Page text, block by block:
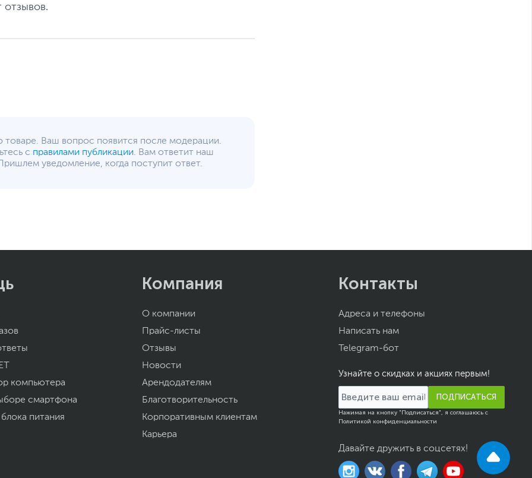
www.bloody.com
отзывов.
товаре. Ваш вопрос появится после модерации.
с правилами публикации. Вам ответит наш
уведомление, когда поступит ответ.
компьютера
смартфона
блока питания
Компания
О компании
Прайс-листы
Отзывы
Новости
Арендодателям
Благотворительность
Корпоративным клиентам
Карьера
Контакты
Адреса и телефоны
Написать нам
Telegram-бот
Узнайте о скидках и акциях первым!
ПОДПИСАТЬСЯ
Нажимая на кнопку "Подписаться", я соглашаюсь с
Политикой конфиденциальности
Давайте дружить в соцсетях!